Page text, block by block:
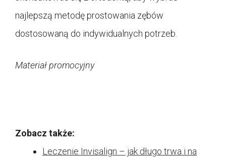
najlepszą metodę prostowania zębów
dostosowaną do indywidualnych potrzeb.
Materiał promocyjny
Zobacz także:
Leczenie Invisalign – jak długo trwa i na